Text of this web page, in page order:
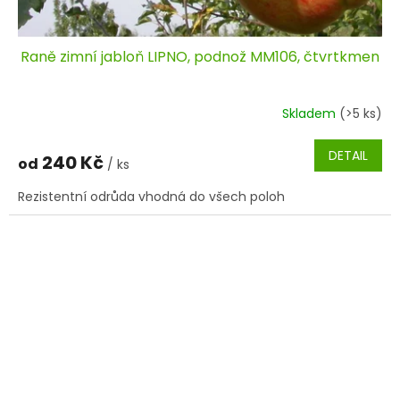
Raně zimní jabloň LIPNO, podnož MM106, čtvrtkmen
Skladem (>5 ks)
od 240 Kč / ks DETAIL
Rezistentní odrůda vhodná do všech poloh